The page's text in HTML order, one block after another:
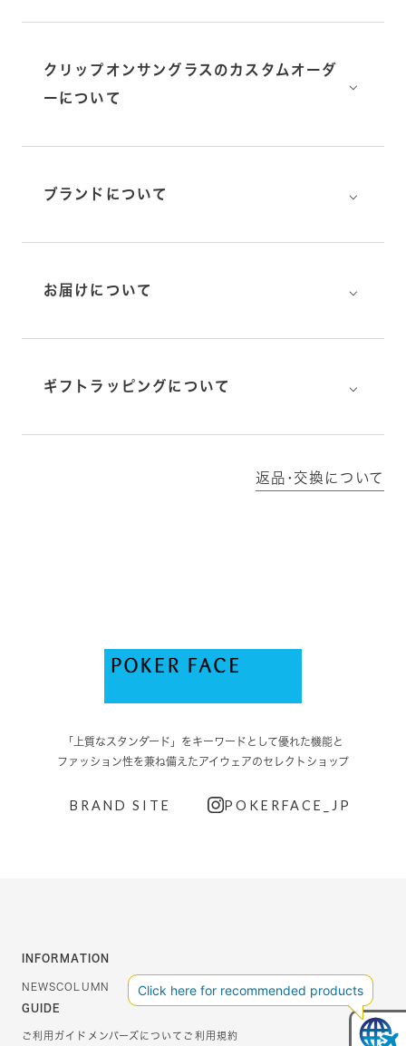
クリップオンサングラスのカスタムオーダ
ーについて
⌵
ブランドについて ⌵
お届けについて ⌵
ギフトラッピングについて ⌵
返品･交換について
「上質なスタンダード」をキーワードとして優れた機能と
ファッション性を兼ね備えたアイウェアのセレクトショップ
BRAND SITE POKERFACE_JP
INFORMATION
NEWSCOLUMN
GUIDE
ご利用ガイド メンバーズについて ご利用規約